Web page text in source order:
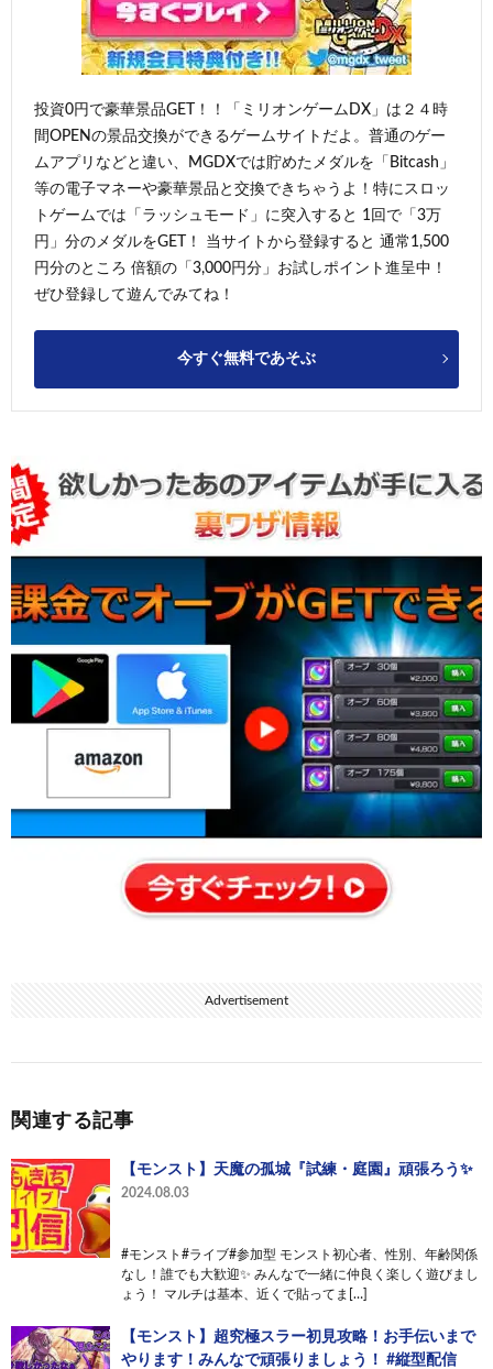
投資0円で豪華景品GET！！「ミリオンゲームDX」は２４時
間OPENの景品交換ができるゲームサイトだよ。普通のゲー
ムアプリなどと違い、MGDXでは貯めたメダルを「Bitcash」
等の電子マネーや豪華景品と交換できちゃうよ！特にスロッ
トゲームでは「ラッシュモード」に突入すると 1回で「3万
円」分のメダルをGET！ 当サイトから登録すると 通常1,500
円分のところ 倍額の「3,000円分」お試しポイント進呈中！
ぜひ登録して遊んでみてね！
今すぐ無料であそぶ
Advertisement
関連する記事
【モンスト】天魔の孤城『試練・庭園』頑張ろう✨
2024.08.03
#モンスト#ライブ#参加型 モンスト初心者、性別、年齢関係
なし！誰でも大歓迎✨ みんなで一緒に仲良く楽しく遊びまし
ょう！ マルチは基本、近くで貼ってま[…]
【モンスト】超究極スラー初見攻略！お手伝いまで
やります！みんなで頑張りましょう！ #縦型配信